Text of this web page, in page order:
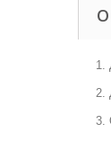
1.
2.
3.